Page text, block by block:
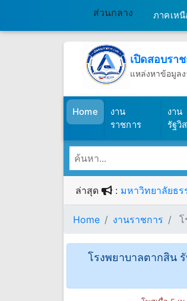
ส่วนกลาง ภาคเหนื
เปิดสอบรา
แหล่งหาข้อมูล
Home(เปิดสอบราชการ)
งาน
ราชการ
งาน
รัฐวิ
ล่าสุด : มหาวิทยาลัยธ
Home งานราชการ โ
โรงพยาบาลตากสิน